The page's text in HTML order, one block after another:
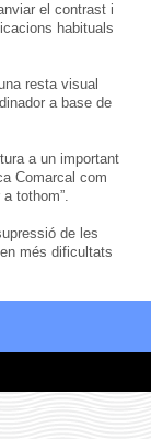
el contrast i
habituals
resta visual
a base de
a un important
Comarcal com
tothom”.
de les
més dificultats